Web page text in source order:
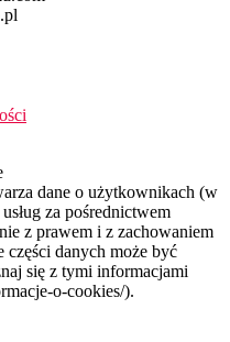
dane o użytkownikach (w
za pośrednictwem
z prawem i z zachowaniem
części danych może być
się z tymi informacjami
o-cookies/).